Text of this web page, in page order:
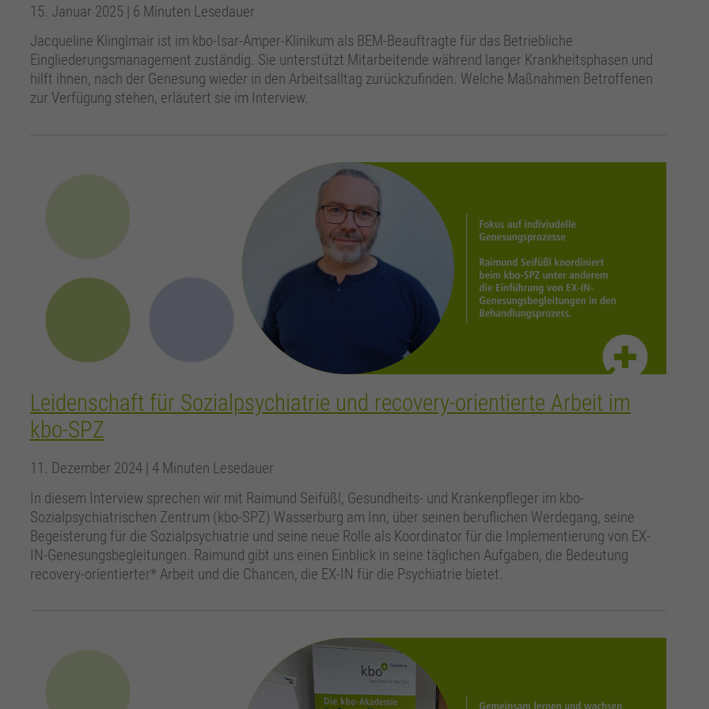
15. Januar 2025 | 6 Minuten Lesedauer
Jacqueline Klinglmair ist im kbo-Isar-Amper-Klinikum als BEM-Beauftragte für das Betriebliche
Eingliederungsmanagement zuständig. Sie unterstützt Mitarbeitende während langer Krankheitsphasen und
hilft ihnen, nach der Genesung wieder in den Arbeitsalltag zurückzufinden. Welche Maßnahmen Betroffenen
zur Verfügung stehen, erläutert sie im Interview.
Leidenschaft für Sozialpsychiatrie und recovery-orientierte Arbeit im
kbo-SPZ
11. Dezember 2024 | 4 Minuten Lesedauer
In diesem Interview sprechen wir mit Raimund Seifüßl, Gesundheits- und Krankenpfleger im kbo-
Sozialpsychiatrischen Zentrum (kbo-SPZ) Wasserburg am Inn, über seinen beruflichen Werdegang, seine
Begeisterung für die Sozialpsychiatrie und seine neue Rolle als Koordinator für die Implementierung von EX-
IN-Genesungsbegleitungen. Raimund gibt uns einen Einblick in seine täglichen Aufgaben, die Bedeutung
recovery-orientierter* Arbeit und die Chancen, die EX-IN für die Psychiatrie bietet.